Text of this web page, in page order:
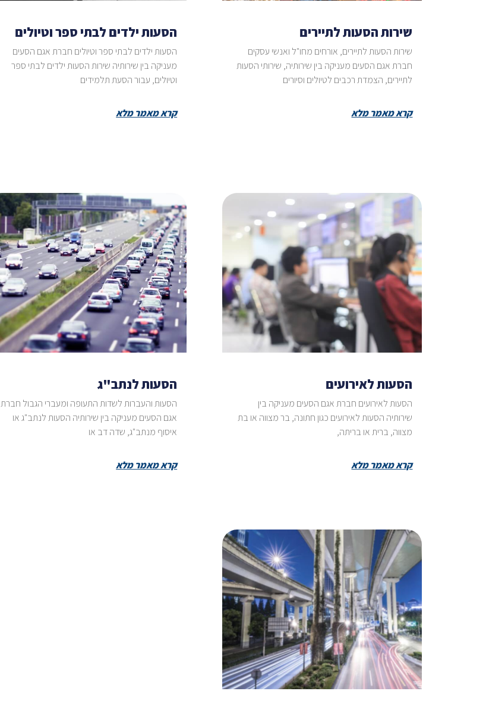
שירות הסעות לתיירים
שירות הסעות לתיירים, אורחים מחו"ל ואנשי עסקים
חברת אגם הסעים מעניקה בין שירותיה, שירותי הסעות
לתיירים, הצמדת רכבים לטיולים וסיורים
קרא מאמר מלא
הסעות ילדים לבתי ספר וטיולים
הסעות ילדים לבתי ספר וטיולים חברת אגם הסעים
מעניקה בין שירותיה שירות הסעות ילדים לבתי ספר
וטיולים, עבור הסעת תלמידים
קרא מאמר מלא
הסעות לאירועים
הסעות לאירועים חברת אגם הסעים מעניקה בין
שירותיה הסעות לאירועים כגון חתונה, בר מצווה או בת
מצווה, ברית או בריתה,
קרא מאמר מלא
הסעות לנתב"ג
הסעות והעברות לשדות התעופה ומעברי הגבול חברת
אגם הסעים מעניקה בין שירותיה הסעות לנתב"ג או
איסוף מנתב"ג, שדה דב או
קרא מאמר מלא